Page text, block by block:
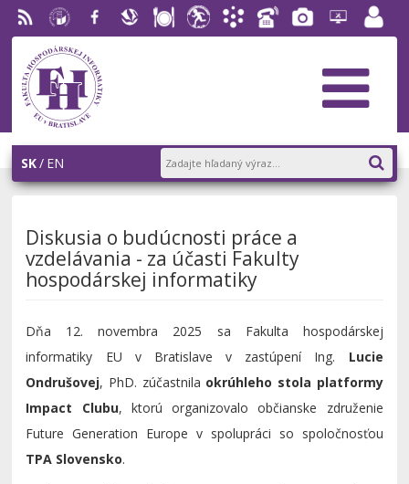
RSS EU v
Bratislave
FacebookSlovenskáStravovanie
ŠtudentskýAkademický
TelefónnyFotogaléria
Helpdesk
portál
SK EN
Diskusia o budúcnosti práce a
vzdelávania - za účasti Fakulty
hospodárskej informatiky
Dňa 12. novembra 2025 sa Fakulta hospodárskej
informatiky EU v Bratislave v zastúpení Ing. Lucie
Ondrušovej, PhD. zúčastnila okrúhleho stola platformy
Impact Clubu, ktorú organizovalo občianske združenie
Future Generation Europe v spolupráci so spoločnosťou
TPA Slovensko.